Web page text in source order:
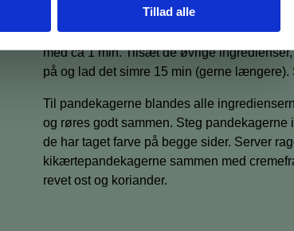
Tillad alle
Hak løg, hvidløg og gulerødder. Steg kort
en god sjat olie. Tilsæt krydderierne og lad
med ca 1 min. Tilsæt de øvrige
på og lad det simre 15 min (gerne længere).
Til pandekagerne blandes alle
og røres godt sammen. Steg pandekagerne
de har taget farve på begge sider. Server
kikærtepandekagerne sammen med
revet ost og koriander.